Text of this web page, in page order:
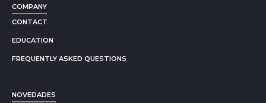
COMPANY
CONTACT
EDUCATION
FREQUENTLY ASKED QUESTIONS
NOVEDADES